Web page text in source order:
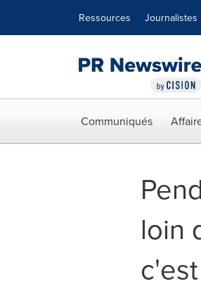
Ressources Journalistes
Communiqués
loin